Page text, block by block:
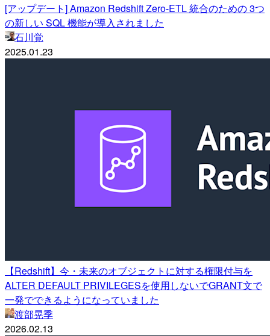
[アップデート] Amazon Redshift Zero-ETL 統合のための 3つ
の新しい SQL 機能が導入されました
石川覚
2025.01.23
【Redshift】今・未来のオブジェクトに対する権限付与を
ALTER DEFAULT PRIVILEGESを使用しないでGRANT文で
一発でできるようになっていました
渡部晃季
2026.02.13